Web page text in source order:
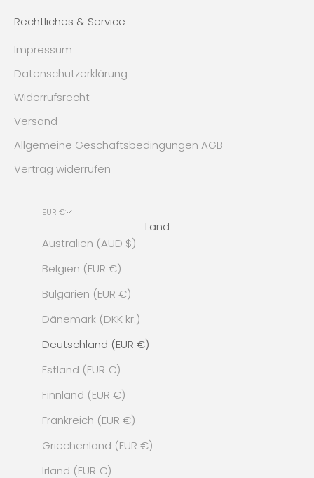
Rechtliches & Service
Impressum
Datenschutzerklärung
Widerrufsrecht
Versand
Allgemeine Geschäftsbedingungen AGB
Vertrag widerrufen
EUR €
Land
Australien (AUD $)
Belgien (EUR €)
Bulgarien (EUR €)
Dänemark (DKK kr.)
Deutschland (EUR €)
Estland (EUR €)
Finnland (EUR €)
Frankreich (EUR €)
Griechenland (EUR €)
Irland (EUR €)